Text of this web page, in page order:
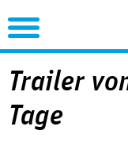
Trailer
Tage